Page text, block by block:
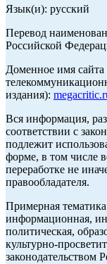
Язык(и): русский
Перевод
Российской
Доменное имя
издания):
Вся информация,
соответствии с
подлежит
форме, в том числе
переработке не
правообладателя.
Примерная
информационная,
политическая,
культурно-
законодательством